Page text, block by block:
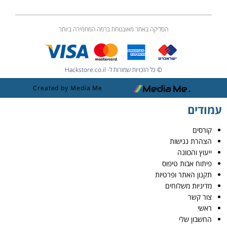
הסליקה באתר מאובטחת ברמה המחמירה ביותר
© כל הזכויות שמורות ל- Hackstore.co.il
Created by Media Me
עמודים
קורסים
הצהרת נגישות
ייעוץ והכוונה
פיתוח אבות טיפוס
תקנון האתר ופרטיות
מדיניות משלוחים
צור קשר
ראשי
החשבון שלי